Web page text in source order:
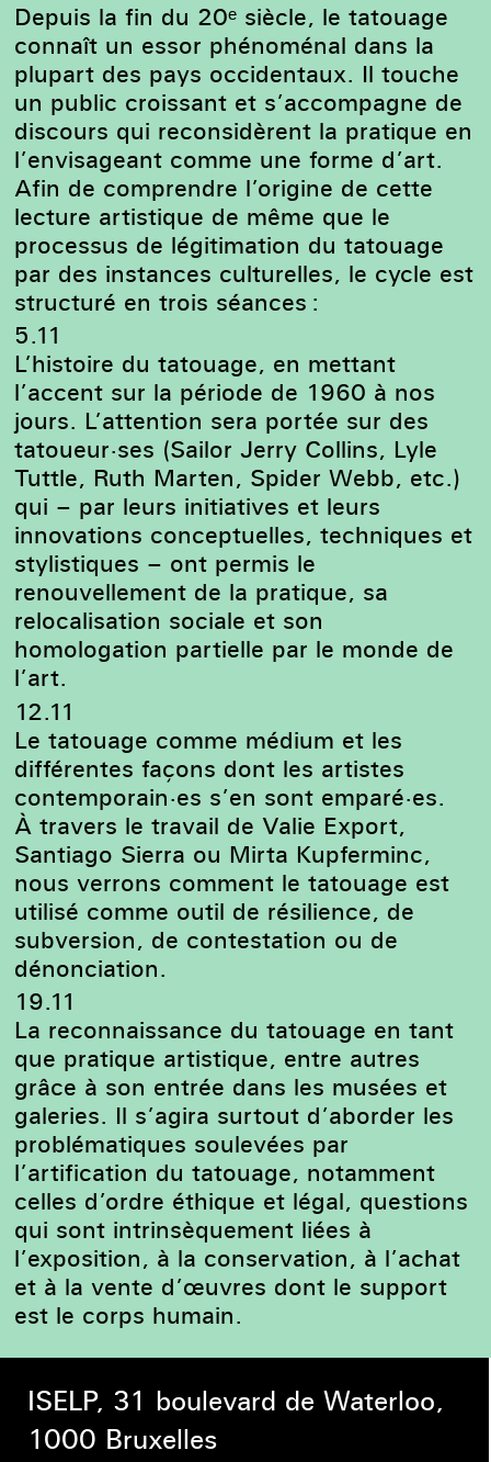
Wim Delvoye, Tim, 2006 – 2008
Depuis la fin du 20ᵉ siècle, le tatouage
connaît un essor phénoménal dans la
plupart des pays occidentaux. Il touche
un public croissant et s’accompagne de
discours qui reconsidèrent la pratique en
l’envisageant comme une forme d’art.
Afin de comprendre l’origine de cette
lecture artistique de même que le
processus de légitimation du tatouage
par des instances culturelles, le cycle est
structuré en trois séances :
5.11
L’histoire du tatouage, en mettant
l’accent sur la période de 1960 à nos
jours. L’attention sera portée sur des
tatoueur·ses (Sailor Jerry Collins, Lyle
Tuttle, Ruth Marten, Spider Webb, etc.)
qui – par leurs initiatives et leurs
innovations conceptuelles, techniques et
stylistiques – ont permis le
renouvellement de la pratique, sa
relocalisation sociale et son
homologation partielle par le monde de
l’art.
12.11
Le tatouage comme médium et les
différentes façons dont les artistes
contemporain·es s’en sont emparé·es.
À travers le travail de Valie Export,
Santiago Sierra ou Mirta Kupferminc,
nous verrons comment le tatouage est
utilisé comme outil de résilience, de
subversion, de contestation ou de
dénonciation.
19.11
La reconnaissance du tatouage en tant
que pratique artistique, entre autres
grâce à son entrée dans les musées et
galeries. Il s’agira surtout d’aborder les
problématiques soulevées par
l’artification du tatouage, notamment
celles d’ordre éthique et légal, questions
qui sont intrinsèquement liées à
l’exposition, à la conservation, à l’achat
et à la vente d’œuvres dont le support
est le corps humain.
ISELP, 31 boulevard de Waterloo,
1000 Bruxelles